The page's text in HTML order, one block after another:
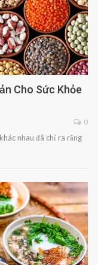
Cho Sức Khỏe
0
nhau đã chỉ ra rằng